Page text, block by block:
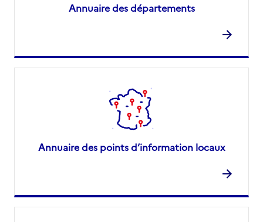
Annuaire des départements
Annuaire des points d’information locaux